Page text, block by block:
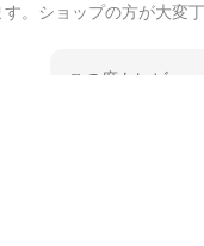
す。ショップの方が大変
この度もレビュ